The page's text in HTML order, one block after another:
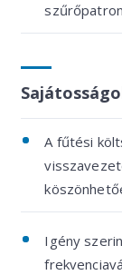
A fűtési
Igény